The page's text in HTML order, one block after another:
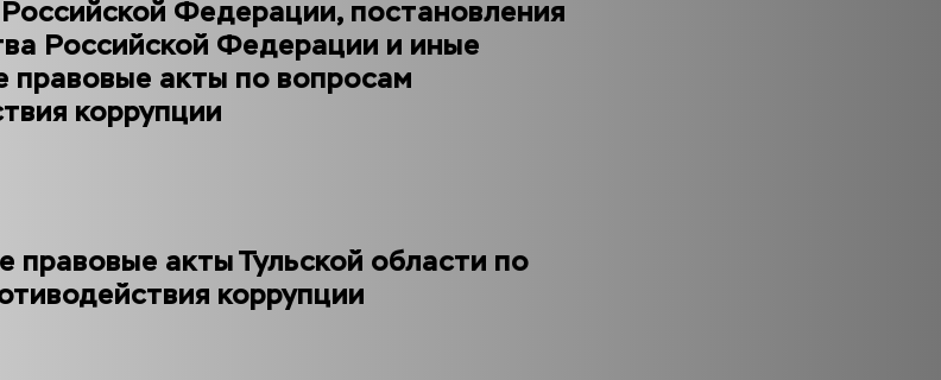
Федерации, постановления
Российской Федерации и иные
правовые акты по вопросам
коррупции
правовые акты Тульской области по
коррупции